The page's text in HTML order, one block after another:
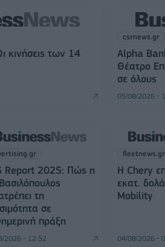
κινήσεις των 14
csrnews.gr
Alpha
Θέατρο
σε όλους
05/08/2026 -
Report 2025: Πώς η
τη
σε
πράξη
2026 - 12:52
fleetnews.gr
Η Chery
εκατ.
Mobility
04/08/2026 -